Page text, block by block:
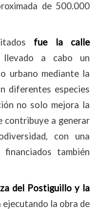
de 500.000
fue la calle
a cabo un
urbano mediante la
diferentes especies
no solo mejora la
contribuye a generar
con una
también
del Postiguillo y la
ejecutando la obra de